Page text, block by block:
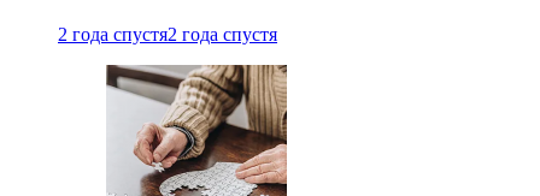
2 года спустя2 года спустя